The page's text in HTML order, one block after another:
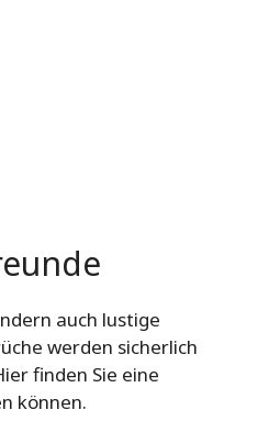
auch lustige
werden sicherlich
finden Sie eine
können.